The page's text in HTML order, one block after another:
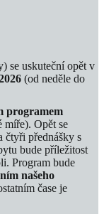
se uskuteční opět v
(od neděle do
programem
míře). Opět se
čtyři přednášky s
bude příležitost
Program bude
našeho
čase je